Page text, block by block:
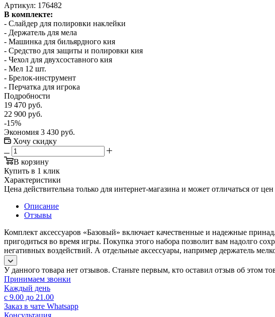
Артикул: 176482
В комплекте:
- Слайдер для полировки наклейки
- Держатель для мела
- Машинка для бильярдного кия
- Средство для защиты и полировки кия
- Чехол для двухсоставного кия
- Мел 12 шт.
- Брелок-инструмент
- Перчатка для игрока
Подробности
19 470 руб.
22 900 руб.
-15%
Экономия 3 430 руб.
Хочу скидку
В корзину
Купить в 1 клик
Характеристики
Цена действительна только для интернет-магазина и может отличаться от
Описание
Отзывы
Комплект аксессуаров «Базовый» включает качественные и надежные
пригодиться во время игры. Покупка этого набора позволит вам надолго
негативных воздействий. А отдельные аксессуары, например держатель
У данного товара нет отзывов. Станьте первым, кто оставил отзыв об этом
Принимаем звонки
Каждый день
с 9.00 до 21.00
Заказ в чате Whatsapp
Консультация